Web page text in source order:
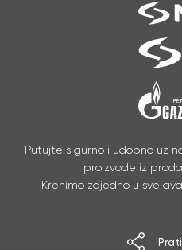
Putujte sigurno i udobno uz
proizvode iz
Krenimo zajedno u sve